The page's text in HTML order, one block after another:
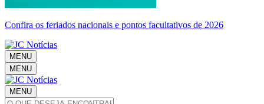
Confira os feriados nacionais e pontos facultativos de 2026
MENU
MENU
MENU